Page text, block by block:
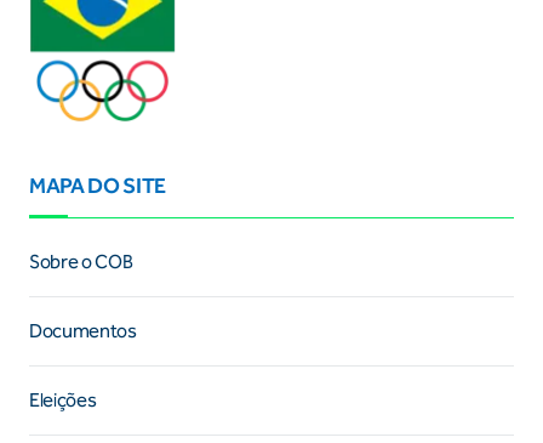
MAPA DO SITE
Sobre o COB
Documentos
Eleições